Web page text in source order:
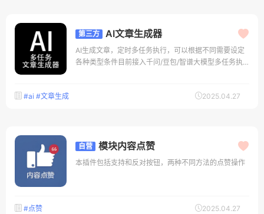
第三方 AI文章生成器
AI生成文章，定时多任务执行，可以根据不同需要设定
各种类型条件目前接入千问/豆包/智谱大模型多任务执
#ai #文章生成 2025.04.27
自营 模块内容点赞
本插件包括支持和反对按钮，两种不同方法的点赞操作
#点赞 2025.04.27